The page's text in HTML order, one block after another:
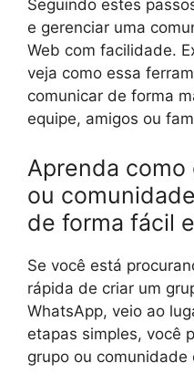
Seguindo estes
e gerenciar uma
Web com facilidade.
veja como essa
comunicar de forma
equipe, amigos ou
Aprenda como
ou
de forma fácil
Se você está
rápida de criar um
WhatsApp, veio ao
etapas simples, você
grupo ou